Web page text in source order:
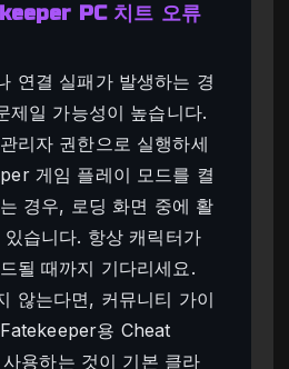
PC 치트 오류
연결 실패가 발생하는 경
제일 가능성이 높습니다.
리자 권한으로 실행하세
게임 플레이 모드를 켤
경우, 로딩 화면 중에 활
습니다. 항상 캐릭터가
될 때까지 기다리세요.
않는다면, 커뮤니티 가이
용 Cheat
용하는 것이 기본 클라